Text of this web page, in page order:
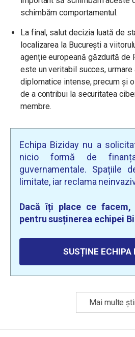
schimbăm comportamentul.
La final, salut decizia luată de
localizarea la București a
agenție europeană găzduită de
este un veritabil succes, urmare
diplomatice intense, precum și
de a contribui la securitatea
membre.
Echipa Biziday nu a
nicio formă de
guvernamentale. Spațiile
limitate, iar reclama
Dacă îți place ce
pentru susținerea echipei
SUSȚINE ECHIPA
Mai multe